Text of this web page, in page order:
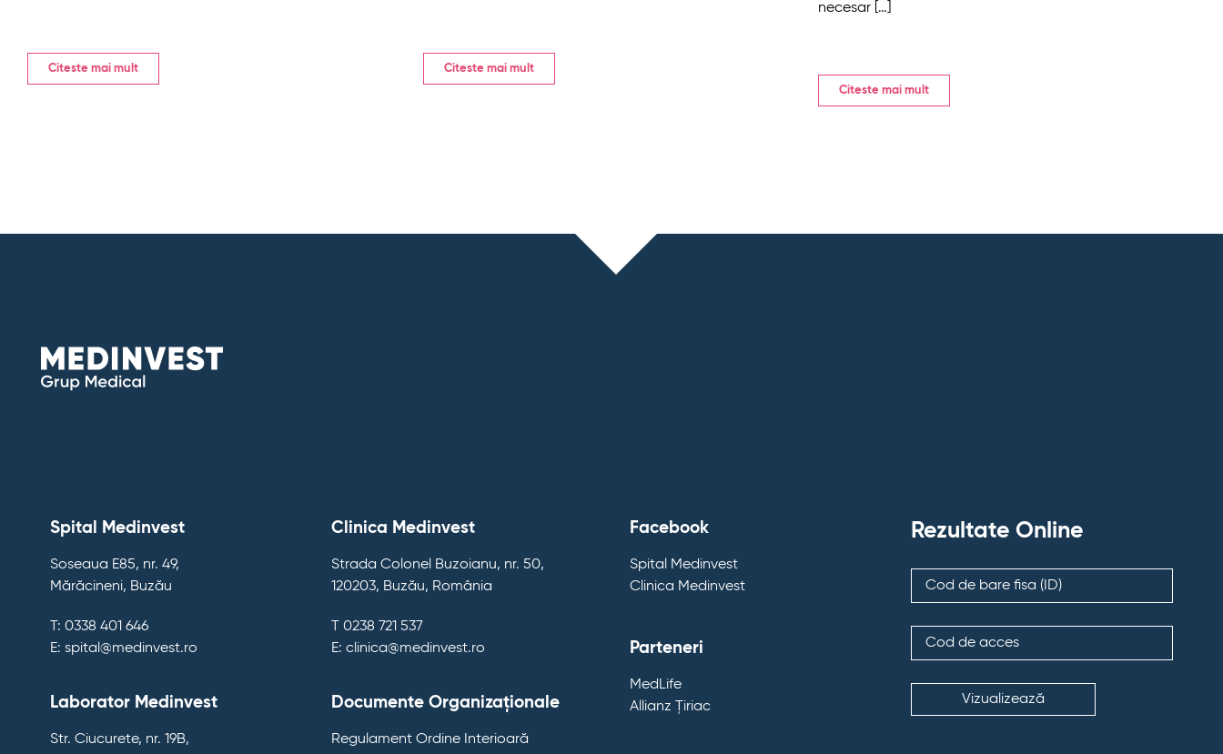
Citeste mai mult Citeste mai mult
necesar […]
Citeste mai mult
Spital Medinvest
Soseaua E85, nr. 49,
Mărăcineni, Buzău
T: 0338 401 646
E: spital@medinvest.ro
Clinica Medinvest
Strada Colonel Buzoianu, nr. 50,
120203, Buzău, România
T 0238 721 537
E: clinica@medinvest.ro
Laborator Medinvest
Str. Ciucurete, nr. 19B,
Documente Organizaționale
Regulament Ordine Interioară
Facebook
Spital Medinvest
Clinica Medinvest
Parteneri
MedLife
Allianz Țiriac
Rezultate Online
Vizualizează